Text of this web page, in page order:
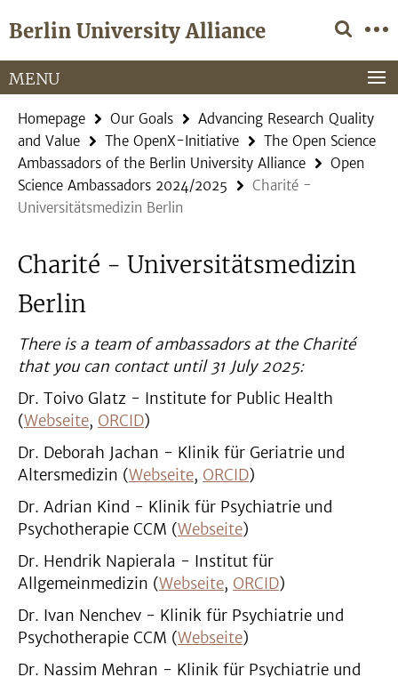
direkt
Inhalt
Berlin University Alliance
Service
Navigation
MENU
Homepage Our Goals
Advancing Research Quality
and Value
The OpenX-Initiative
The Open Science
Ambassadors of the Berlin University Alliance
Open
Science Ambassadors 2024/2025
Charité -
Universitätsmedizin Berlin
Charité - Universitätsmedizin
Berlin
There is a team of ambassadors at the Charité
that you can contact until 31 July 2025:
Dr. Toivo Glatz - Institute for Public Health
(Webseite, ORCID)
Dr. Deborah Jachan - Klinik für Geriatrie und
Altersmedizin (Webseite, ORCID)
Dr. Adrian Kind - Klinik für Psychiatrie und
Psychotherapie CCM (Webseite)
Dr. Hendrik Napierala - Institut für
Allgemeinmedizin (Webseite, ORCID)
Dr. Ivan Nenchev - Klinik für Psychiatrie und
Psychotherapie CCM (Webseite)
Dr. Nassim Mehran - Klinik für Psychiatrie und